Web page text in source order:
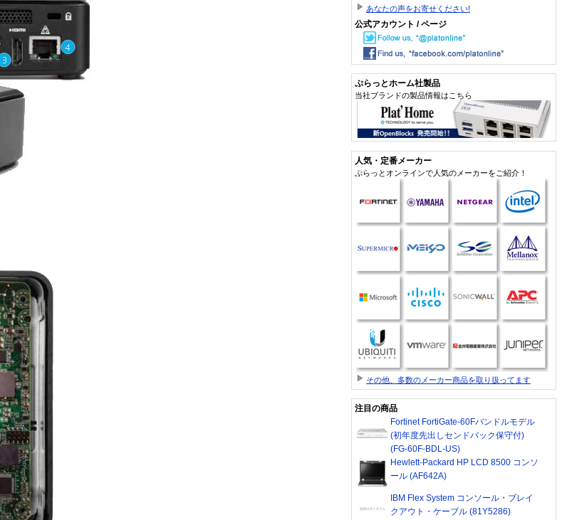
あなたの声をお寄せください!
公式アカウント / ページ
ぷらっとホーム社製品
当社ブランドの製品情報はこちら
人気・定番メーカー
ぷらっとオンラインで人気のメーカーをご紹介！
その他、多数のメーカー商品を取り扱ってます
注目の商品
Fortinet FortiGate-60Fバンドルモデル
(初年度先出しセンドバック保守付)
(FG-60F-BDL-US)
Hewlett-Packard HP LCD 8500 コンソ
ール (AF642A)
IBM Flex System コンソール・ブレイ
クアウト・ケーブル (81Y5286)